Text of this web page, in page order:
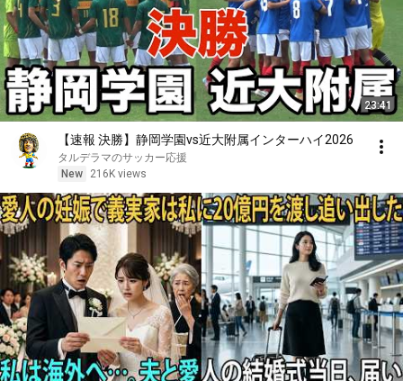
23:41
【速報 決勝】静岡学園vs近大附属インターハイ2026
タルデラマのサッカー応援
New
216K views